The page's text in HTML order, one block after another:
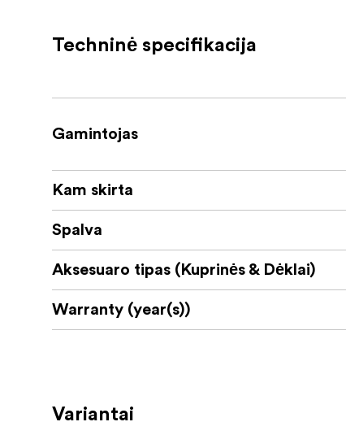
Techninė specifikacija
Gamintojas
Kam skirta
Spalva
Aksesuaro tipas (Kuprinės & Dėklai)
Warranty (year(s))
Variantai